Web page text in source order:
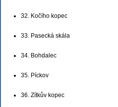
32. Kočího kopec
33. Pasecká skála
34. Bohdalec
35. Píckov
36. Zítkův kopec